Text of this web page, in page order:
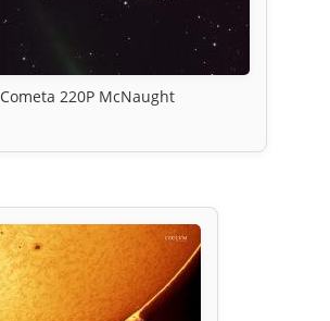
Cometa 220P McNaught